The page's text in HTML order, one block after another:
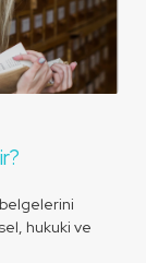
hukuki ve